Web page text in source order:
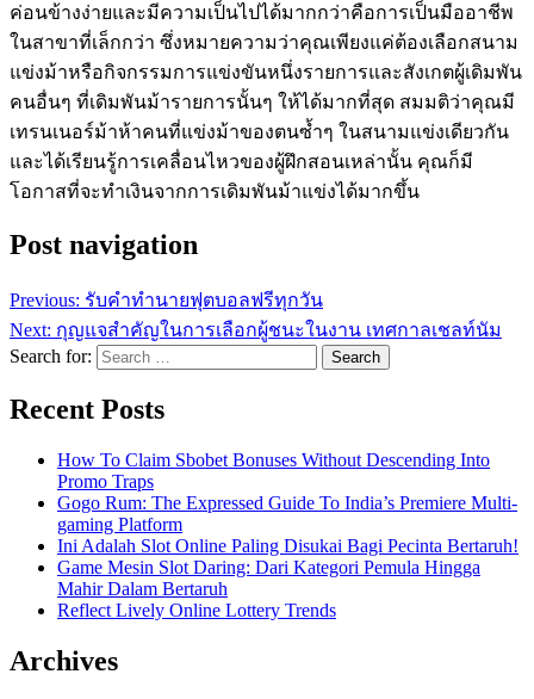
ค่อนข้างง่ายและมีความเป็นไปได้มากกว่าคือการเป็นมืออาชีพ
ในสาขาที่เล็กกว่า ซึ่งหมายความว่าคุณเพียงแค่ต้องเลือกสนาม
แข่งม้าหรือกิจกรรมการแข่งขันหนึ่งรายการและสังเกตผู้เดิมพัน
คนอื่นๆ ที่เดิมพันม้ารายการนั้นๆ ให้ได้มากที่สุด สมมติว่าคุณมี
เทรนเนอร์ม้าห้าคนที่แข่งม้าของตนซ้ำๆ ในสนามแข่งเดียวกัน
และได้เรียนรู้การเคลื่อนไหวของผู้ฝึกสอนเหล่านั้น คุณก็มี
โอกาสที่จะทำเงินจากการเดิมพันม้าแข่งได้มากขึ้น
Post navigation
Previous: รับคำทำนายฟุตบอลฟรีทุกวัน
Next: กุญแจสำคัญในการเลือกผู้ชนะในงาน เทศกาลเชลท์นัม
Search for:
Recent Posts
How To Claim Sbobet Bonuses Without Descending Into
Promo Traps
Gogo Rum: The Expressed Guide To India’s Premiere Multi-
gaming Platform
Ini Adalah Slot Online Paling Disukai Bagi Pecinta Bertaruh!
Game Mesin Slot Daring: Dari Kategori Pemula Hingga
Mahir Dalam Bertaruh
Reflect Lively Online Lottery Trends
Archives